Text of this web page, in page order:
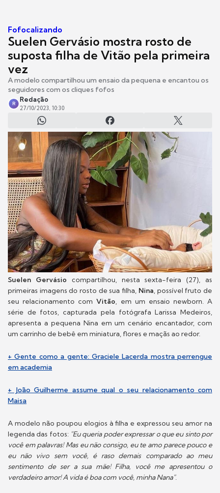
Fofocalizando
Suelen Gervásio mostra rosto de
suposta filha de Vitão pela primeira
vez
A modelo compartilhou um ensaio da pequena e encantou os
seguidores com os cliques fofos
R
Redação
27/10/2023, 10:30
Suelen Gervásio compartilhou, nesta sexta-feira (27), as
primeiras imagens do rosto de sua filha, Nina, possível fruto de
seu relacionamento comVitão, em um ensaio newborn. A
série de fotos, capturada pela fotógrafa Larissa Medeiros,
apresenta a pequena Nina em um cenário encantador, com
um carrinho de bebê em miniatura, flores e maçãs ao redor.
+ Gente como a gente: Graciele Lacerda mostra perrengue
em academia
+ João Guilherme assume qual o seu relacionamento com
Maisa
A modelo não poupou elogios à filha e expressou seu amor na
legenda das fotos: "Eu queria poder expressar o que eu sinto por
você em palavras! Mas eu não consigo, eu te amo parece pouco e
eu não vivo sem você, é raso demais comparado ao meu
sentimento de ser a sua mãe! Filha, você me apresentou o
verdadeiro amor! A vida é boa com você, minha Nana".